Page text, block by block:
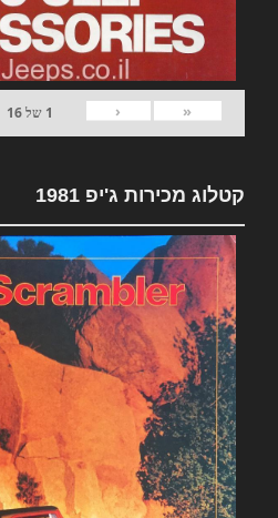
«
‹
1 של16
קטלוג מכירות ג'יפ 1981